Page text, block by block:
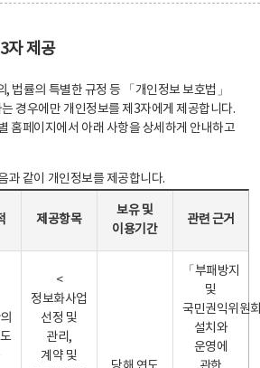
자 제공
법률의 특별한 규정 등 「개인정보 보호법」
경우에만 개인정보를 제3자에게 제공합니다.
홈페이지에서 아래 사항을 상세하게 안내하고
과 같이 개인정보를 제공합니다.
제공항목
보유 및
이용기간
관련 근거
<
정보화사업
선정 및
관리,
계약 및
「부패방지
및
국민권익위원
설치와
운영에